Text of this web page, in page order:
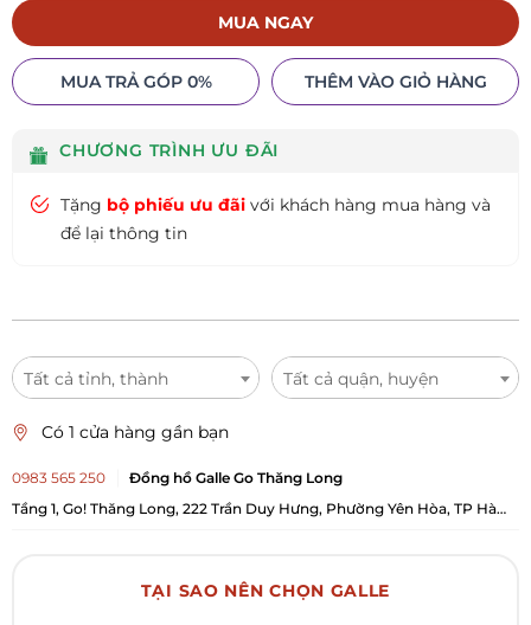
MUA NGAY
MUA TRẢ GÓP 0% THÊM VÀO GIỎ HÀNG
CHƯƠNG TRÌNH ƯU ĐÃI
Tặng bộ phiếu ưu đãi với khách hàng mua hàng và
để lại thông tin
Tất cả tỉnh, thành Tất cả quận, huyện
Có 1 cửa hàng gần bạn
0983 565 250
Đồng hồ Galle Go Thăng Long
Tầng 1, Go! Thăng Long, 222 Trần Duy Hưng, Phường Yên Hòa, TP Hà
TẠI SAO NÊN CHỌN GALLE